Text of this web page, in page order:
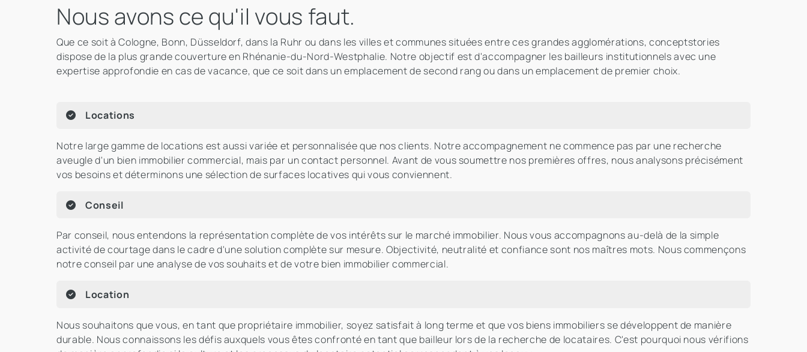
Nous avons ce qu'il vous faut.
Que ce soit à Cologne, Bonn, Düsseldorf, dans la Ruhr ou dans les villes et communes situées entre ces grandes agglomérations, conceptstories
dispose de la plus grande couverture en Rhénanie-du-Nord-Westphalie. Notre objectif est d'accompagner les bailleurs institutionnels avec une
expertise approfondie en cas de vacance, que ce soit dans un emplacement de second rang ou dans un emplacement de premier choix.
Locations
Notre large gamme de locations est aussi variée et personnalisée que nos clients. Notre accompagnement ne commence pas par une recherche
aveugle d'un bien immobilier commercial, mais par un contact personnel. Avant de vous soumettre nos premières offres, nous analysons précisément
vos besoins et déterminons une sélection de surfaces locatives qui vous conviennent.
Conseil
Par conseil, nous entendons la représentation complète de vos intérêts sur le marché immobilier. Nous vous accompagnons au-delà de la simple
activité de courtage dans le cadre d'une solution complète sur mesure. Objectivité, neutralité et confiance sont nos maîtres mots. Nous commençons
notre conseil par une analyse de vos souhaits et de votre bien immobilier commercial.
Location
Nous souhaitons que vous, en tant que propriétaire immobilier, soyez satisfait à long terme et que vos biens immobiliers se développent de manière
durable. Nous connaissons les défis auxquels vous êtes confronté en tant que bailleur lors de la recherche de locataires. C'est pourquoi nous vérifions